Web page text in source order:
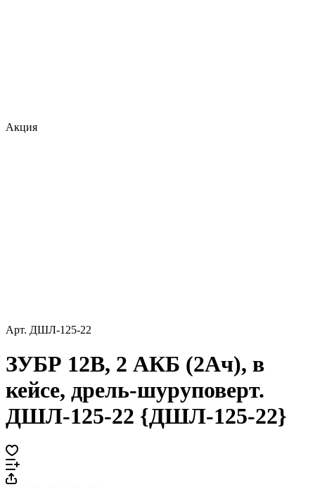
Акция
Арт. ДШЛ-125-22
ЗУБР 12В, 2 АКБ (2Ач), в
кейсе, дрель-шуруповерт.
ДШЛ-125-22 {ДШЛ-125-22}